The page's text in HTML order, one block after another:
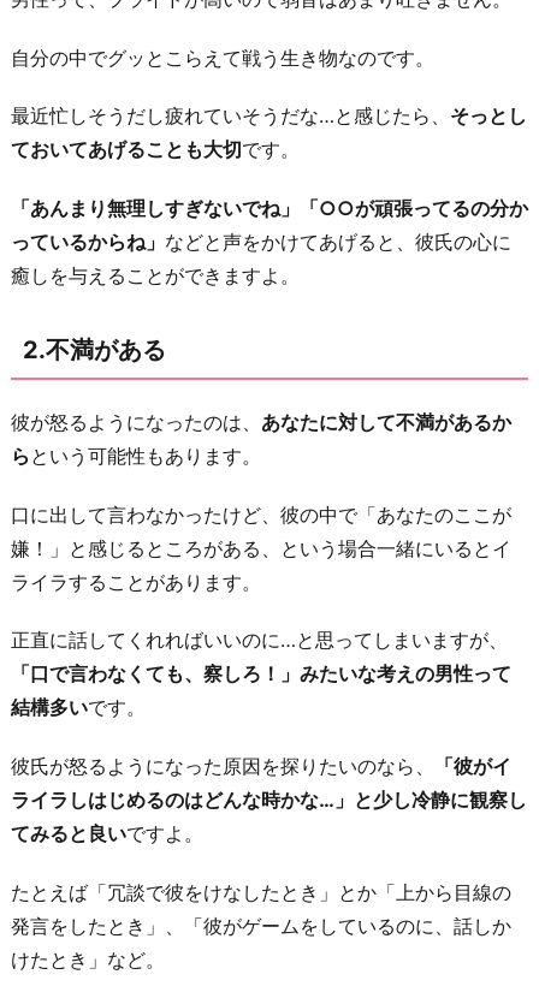
す
性
格
だ
た
5.
気
ち
が
冷
め
お
わ
り
自分の中でグッとこらえて戦う生き物なのです。
最近忙しそうだし疲れていそうだな…と感じたら、 そっとし
ておいてあげることも大切です。
「あんまり無理しすぎないでね」「○○が頑張ってるの分か
っているからね」 などと声をかけてあげると、彼氏の心に
癒しを与えることができますよ。
2.不満がある
彼が怒るようになったのは、 あなたに対して不満があるか
ら という可能性もあります。
口に出して言わなかったけど、彼の中で「あなたのここが
嫌！」と感じるところがある、という場合一緒にいるとイ
ライラすることがあります。
正直に話してくれればいいのに…と思ってしまいますが、
「口で言わなくても、察しろ！」みたいな考えの男性って
結構多いです。
彼氏が怒るようになった原因を探りたいのなら、
「彼がイ
ライラしはじめるのはどんな時かな…」と少し冷静に観察し
てみると良いですよ。
たとえば「冗談で彼をけなしたとき」とか「上から目線の
発言をしたとき」、「彼がゲームをしているのに、話しか
けたとき」など。